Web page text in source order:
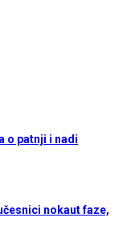
o patnji i nadi
nokaut faze,